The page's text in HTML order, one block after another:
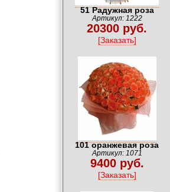
51 Радужная роза
Артикул: 1222
20300 руб.
[Заказать]
101 оранжевая роза
Артикул: 1071
9400 руб.
[Заказать]